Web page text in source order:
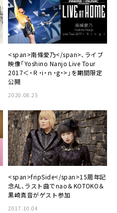
<span>南條愛乃</span>、ライブ
映像「Yoshino Nanjo Live Tour
2017＜・Ｒ・i・ｎ・g・>」を期間限定
公開
2020.08.25
<span>fripSide</span>15周年記
念AL、ラスト曲でnao＆KOTOKO＆
黒崎真音がゲスト参加
2017.10.04